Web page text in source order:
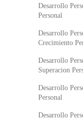
Desarrollo
Personal
Desarrollo
Crecimiento
Desarrollo
Superacion
Desarrollo
Personal
Desarrollo